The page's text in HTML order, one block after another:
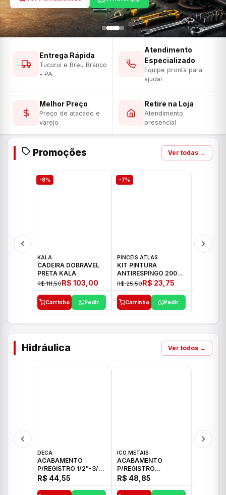
Entrega Rápida
Tucuruí e Breu Branco
- PA
Atendimento
Especializado
Equipe pronta para
ajudar
Melhor Preço
Preço de atacado e
varejo
Retire na Loja
Atendimento
presencial
Promoções Ver todas →
-8%
KALA
CADEIRA DOBRAVEL
PRETA KALA
R$ 111,50R$ 103,00
Carrinho Pedir
-7%
PINCEIS ATLAS
KIT PINTURA
ANTIRESPINGO 2003
ATLAS 03 PCS
R$ 25,50R$ 23,75
Carrinho Pedir
Hidráulica Ver todos →
DECA
ACABAMENTO
P/REGISTRO 1/2"-3/4"
E 1"C21.PQ DECA
R$ 44,55
ICO METAIS
ACABAMENTO
P/REGISTRO
1/2"-3/4"-1" ACB M
CS 33 ICO
R$ 48,85